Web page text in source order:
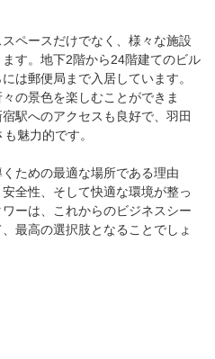
ペースだけでなく、様々な施設
す。地下2階から24階建てのビル
は郵便局まで入居しています。
の景色を楽しむことができま
駅へのアクセスも良好で、羽田
魅力的です。
ための最適な場所である理由
全性、そして快適な環境が整っ
ーは、これからのビジネスシー
最高の選択肢となることでしょ